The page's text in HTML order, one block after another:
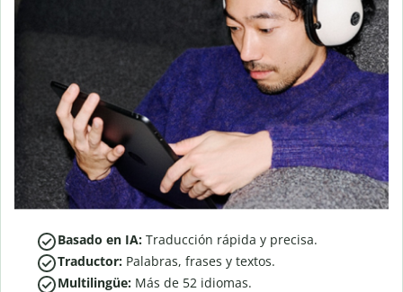
Basado en IA: Traducción rápida y precisa.
Traductor: Palabras, frases y textos.
Multilingüe: Más de 52 idiomas.